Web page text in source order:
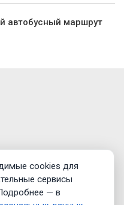
автобусный маршрут
cookies для
сервисы
— в